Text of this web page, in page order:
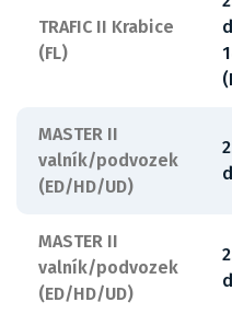
TRAFIC II Krabice
(FL)
MASTER II
valník/podvozek
(ED/HD/UD)
MASTER II
valník/podvozek
(ED/HD/UD)